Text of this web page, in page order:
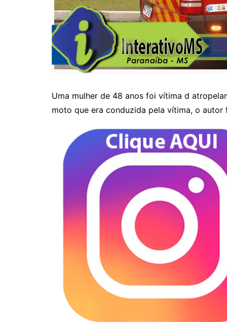
Uma mulher de 48 anos foi vítima d
moto que era conduzida pela vítima, o